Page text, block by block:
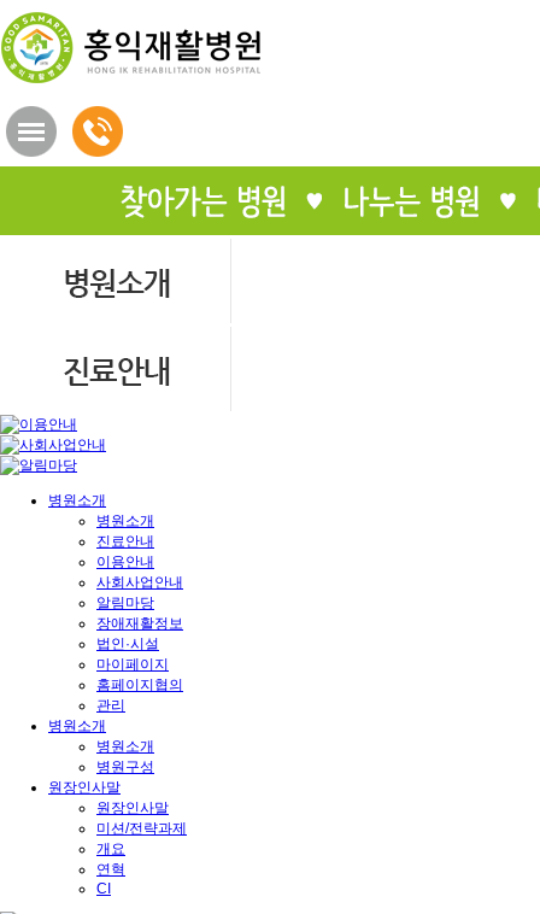
병원소개
병원소개
진료안내
이용안내
사회사업안내
알림마당
장애재활정보
법인·시설
마이페이지
홈페이지협의
관리
병원소개
병원소개
병원구성
원장인사말
원장인사말
미션/전략과제
개요
연혁
CI